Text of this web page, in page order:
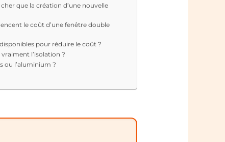
que la création d’une nouvelle
le coût d’une fenêtre double
pour réduire le coût ?
l’isolation ?
ou l’aluminium ?